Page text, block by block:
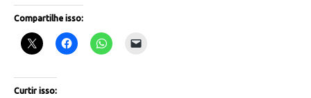
Compartilhe isso:
Curtir isso: